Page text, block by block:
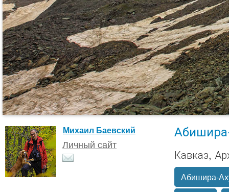
Михаил Баевский
Личный сайт
Кавказ,
Абишира-